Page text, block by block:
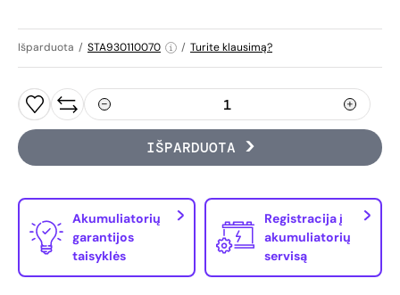
Išparduota / STA930110070 / Turite klausimą?
IŠPARDUOTA
Akumuliatorių
garantijos
taisyklės
Registracija į
akumuliatorių
servisą